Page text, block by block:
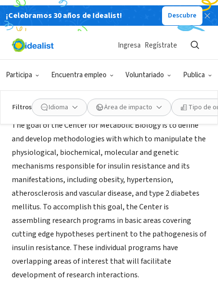
¡Celebramos 30 años de Idealist! Descubre
Participa Encuentra empleo Voluntariado Publica
Ingresa Regístrate
Filtros Idioma Área de impacto Tipo de
ORGANIZACIÓN SIN FIN DE LUCRO
The Center for Metabolic Biology
Acerca de
The goal of the Center for Metabolic Biology is to define
and develop methodologies with which to manipulate the
physiological, biochemical, molecular and genetic
mechanisms responsible for insulin resistance and its
manifestations, including obesity, hypertension,
atherosclerosis and vascular disease, and type 2 diabetes
mellitus. To accomplish this goal, the Center is
assembling research programs in basic areas covering
cutting edge hypotheses pertinent to the pathogenesis of
insulin resistance. These individual programs have
overlapping areas of interest that will facilitate
development of research interactions.